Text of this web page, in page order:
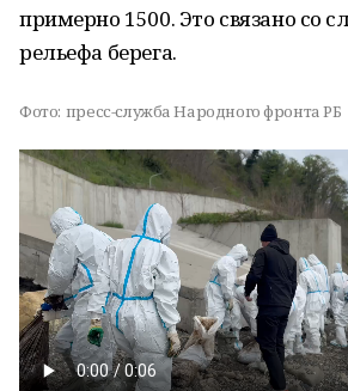
примерно 1500. Это связано со
рельефа берега.
Фото: пресс-служба Народного фронта РБ